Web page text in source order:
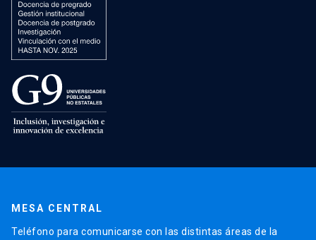
MESA CENTRAL
Teléfono para comunicarse con las distintas áreas de la